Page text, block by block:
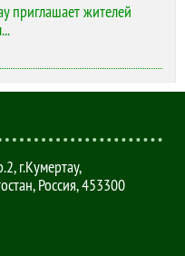
приглашает жителей
,г.Кумертау,
Россия,453300